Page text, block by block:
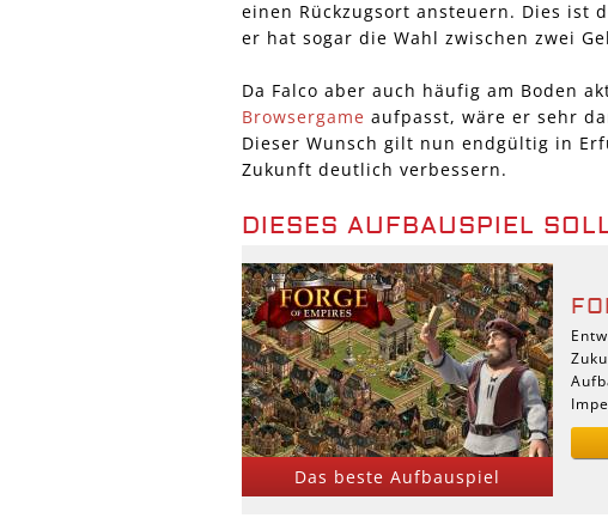
einen Rückzugsort ansteuern. Dies ist
er hat sogar die Wahl zwischen zwei
Da Falco aber auch häufig am Boden
Browsergame aufpasst, wäre er sehr
Dieser Wunsch gilt nun endgültig in
Zukunft deutlich verbessern.
DIESES AUFBAUSPIEL
Das beste Aufbauspiel